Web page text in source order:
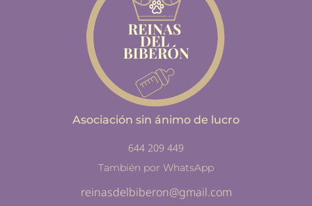
Asociación sin ánimo de lucro
644 209 449
También por WhatsApp
reinasdelbiberon@gmail.com